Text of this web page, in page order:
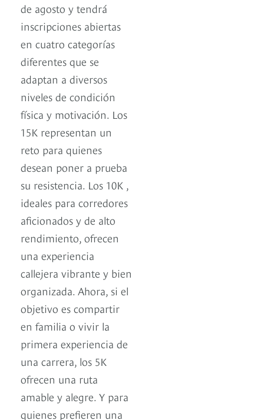
de agosto y tendrá
inscripciones abiertas
en cuatro categorías
diferentes que se
adaptan a diversos
niveles de condición
física y motivación. Los
15K representan un
reto para quienes
desean poner a prueba
su resistencia. Los 10K ,
ideales para corredores
aficionados y de alto
rendimiento, ofrecen
una experiencia
callejera vibrante y bien
organizada. Ahora, si el
objetivo es compartir
en familia o vivir la
primera experiencia de
una carrera, los 5K
ofrecen una ruta
amable y alegre. Y para
quienes prefieren una